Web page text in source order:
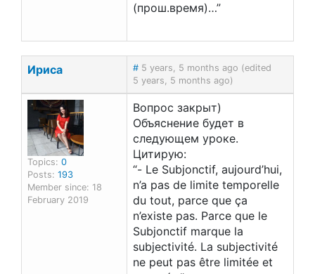
(прош.время)…”
Ириса # 5 years, 5 months ago (edited
5 years, 5 months ago)
Topics: 0
Posts: 193
Member since: 18
February 2019
Вопрос закрыт)
Объяснение будет в
следующем уроке.
Цитирую:
“- Le Subjonctif, aujourd’hui,
n’a pas de limite temporelle
du tout, parce que ça
n’existe pas. Parce que le
Subjonctif marque la
subjectivité. La subjectivité
ne peut pas être limitée et